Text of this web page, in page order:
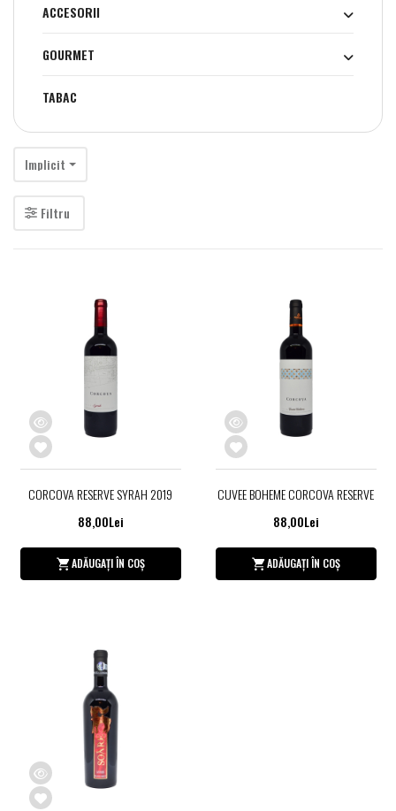
ACCESORII
GOURMET
TABAC
Implicit
Filtru
CORCOVA RESERVE SYRAH 2019
88,00Lei
ADĂUGAȚI ÎN COȘ
CUVEE BOHEME CORCOVA RESERVE
88,00Lei
ADĂUGAȚI ÎN COȘ